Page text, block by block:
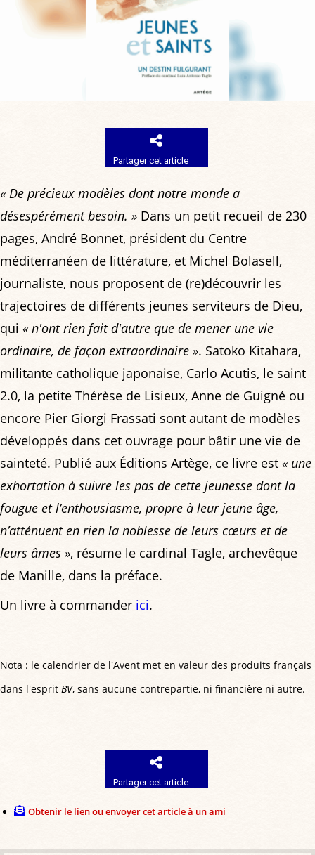
Partager cet article
« De précieux modèles dont notre monde a
désespérément besoin. » Dans un petit recueil de 230
pages, André Bonnet, président du Centre
méditerranéen de littérature, et Michel Bolasell,
journaliste, nous proposent de (re)découvrir les
trajectoires de différents jeunes serviteurs de Dieu,
qui « n'ont rien fait d'autre que de mener une vie
ordinaire, de façon extraordinaire ». Satoko Kitahara,
militante catholique japonaise, Carlo Acutis, le saint
2.0, la petite Thérèse de Lisieux, Anne de Guigné ou
encore Pier Giorgi Frassati sont autant de modèles
développés dans cet ouvrage pour bâtir une vie de
sainteté. Publié aux Éditions Artège, ce livre est « une
exhortation à suivre les pas de cette jeunesse dont la
fougue et l’enthousiasme, propre à leur jeune âge,
n’atténuent en rien la noblesse de leurs cœurs et de
leurs âmes », résume le cardinal Tagle, archevêque
de Manille, dans la préface.
Un livre à commander ici.
Nota : le calendrier de l'Avent met en valeur des produits français
dans l'esprit BV, sans aucune contrepartie, ni financière ni autre.
Partager cet article
Obtenir le lien ou envoyer cet article à un ami